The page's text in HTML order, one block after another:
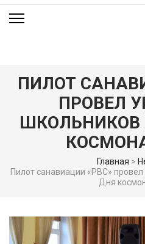
ПИЛОТ
ПРОВЕЛ
ШКОЛЬНИКОВ
Главная >
Пилот санавиации «РВС»
Дня